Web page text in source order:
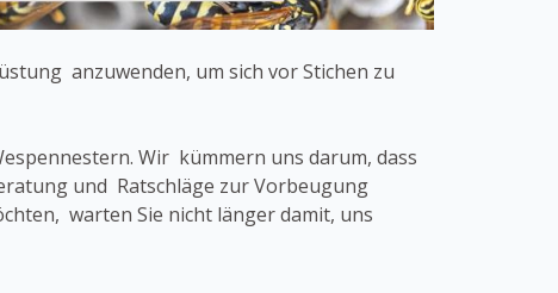
anzuwenden, um sich vor Stichen zu
Wir kümmern uns darum, dass
und Ratschläge zur Vorbeugung
warten Sie nicht länger damit, uns